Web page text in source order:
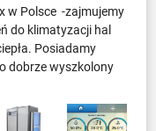
w Polsce -zajmujemy
do klimatyzacji hal
Posiadamy
dobrze wyszkolony